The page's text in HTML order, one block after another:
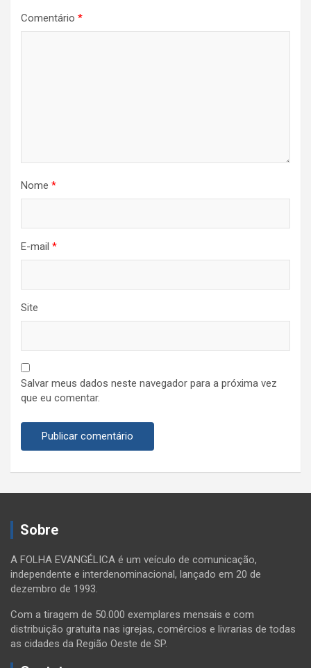
Comentário *
Nome *
E-mail *
Site
Salvar meus dados neste navegador para a próxima vez
que eu comentar.
Sobre
A FOLHA EVANGÉLICA é um veículo de comunicação,
independente e interdenominacional, lançado em 20 de
dezembro de 1993.
Com a tiragem de 50.000 exemplares mensais e com
distribuição gratuita nas igrejas, comércios e livrarias de todas
as cidades da Região Oeste de SP.